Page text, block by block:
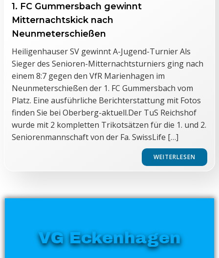
1. FC Gummersbach gewinnt
Mitternachtskick nach
Neunmeterschießen
Heiligenhauser SV gewinnt A-Jugend-Turnier Als
Sieger des Senioren-Mitternachtsturniers ging nach
einem 8:7 gegen den VfR Marienhagen im
Neunmeterschießen der 1. FC Gummersbach vom
Platz. Eine ausführliche Berichterstattung mit Fotos
finden Sie bei Oberberg-aktuell.Der TuS Reichshof
wurde mit 2 kompletten Trikotsätzen für die 1. und 2.
Seniorenmannschaft von der Fa. SwissLife […]
WEITERLESEN
VG Eckenhagen